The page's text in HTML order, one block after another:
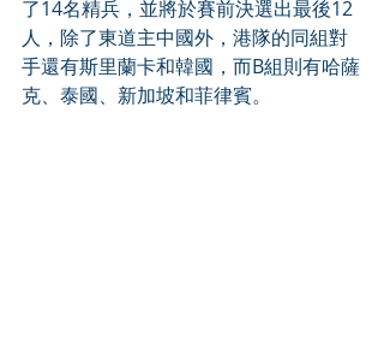
了14名精兵，並將於賽前決選出最後12
人，除了東道主中國外，港隊的同組對
手還有斯里蘭卡和韓國，而B組則有哈薩
克、泰國、新加坡和菲律賓。